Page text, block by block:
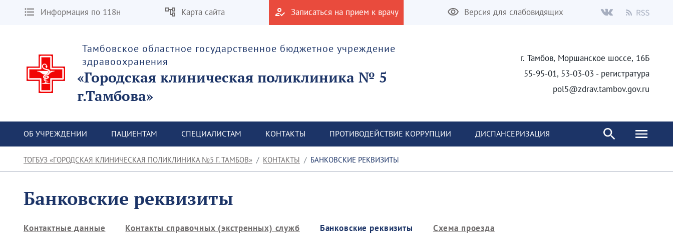
Информация по 118н Карта сайта Записаться на прием к врачу Версия для слабовидящих
Тамбовское областное государственное бюджетное учреждение
здравоохранения
«Городская клиническая поликлиника № 5
г.Тамбова»
г. Тамбов, Моршанское шоссе, 16Б
55-95-01, 53-03-03 - регистратура
pol5@zdrav.tambov.gov.ru
ОБ УЧРЕЖДЕНИИ ПАЦИЕНТАМ СПЕЦИАЛИСТАМ КОНТАКТЫ ПРОТИВОДЕЙСТВИЕ КОРРУПЦИИ ДИСПАНСЕРИЗАЦИЯ
ТОГБУЗ «ГОРОДСКАЯ КЛИНИЧЕСКАЯ ПОЛИКЛИНИКА №5 Г. ТАМБОВ» КОНТАКТЫ БАНКОВСКИЕ РЕКВИЗИТЫ
Банковские реквизиты
Контактные данные Контакты справочных (экстренных) служб Банковские реквизиты Схема проезда